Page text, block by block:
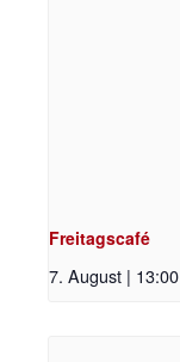
Freitagscafé
7. August | 13:00